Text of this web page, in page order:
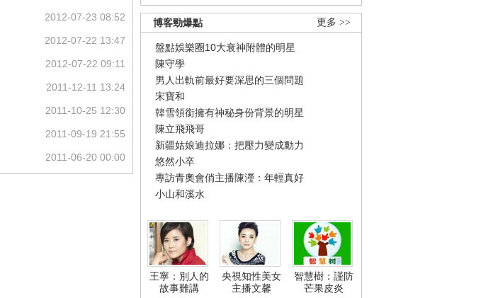
更多 >>
博客勁爆點
盤點娛樂圈10大衰神附體的明星
陳守學
男人出軌前最好要深思的三個問題
宋寶和
韓雪領銜擁有神秘身份背景的明星
陳立飛飛哥
新疆姑娘迪拉娜：把壓力變成動力
悠然小卒
專訪青奧會俏主播陳瀅：年輕真好
小山和溪水
王寧：別人的
故事難講
央視知性美女
主播文馨
智慧樹：謹防
芒果皮炎
2012-07-23 08:52
2012-07-22 13:47
2012-07-22 09:11
2011-12-11 13:24
2011-10-25 12:30
2011-09-19 21:55
2011-06-20 00:00